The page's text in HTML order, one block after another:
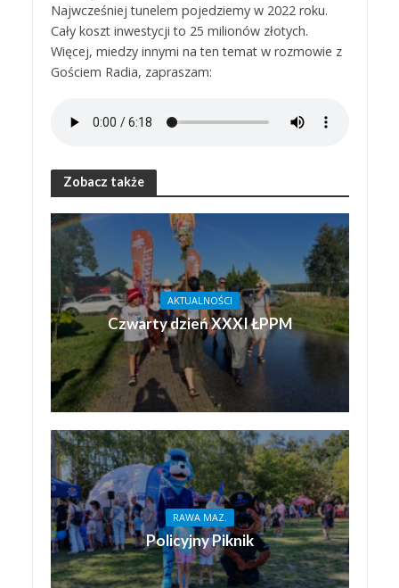
Najwcześniej tunelem pojedziemy w 2022 roku.
Cały koszt inwestycji to 25 milionów złotych.
Więcej, miedzy innymi na ten temat w rozmowie z
Gościem Radia, zapraszam:
Zobacz także
AKTUALNOŚCI
Czwarty dzień XXXI ŁPPM
RAWA MAZ.
Policyjny Piknik